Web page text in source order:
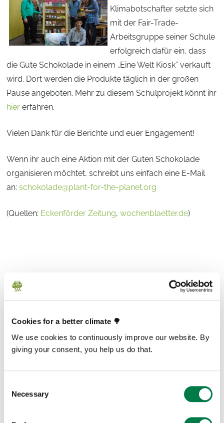
Cookies for a better climate 🌳
We use cookies to continuously improve our website. By
giving your consent, you help us do that.
Selection
Necessary
Klimabotschafter setzte sich
mit der Fair-Trade-
Arbeitsgruppe seiner Schule
erfolgreich dafür ein, dass
die Gute Schokolade in einem „Eine Welt Kiosk” verkauft
wird. Dort werden die Produkte täglich in der großen
Pause angeboten. Mehr zu diesem Schulprojekt könnt ihr
hier erfahren.
Vielen Dank für die Berichte und euer Engagement!
Wenn ihr auch eine Aktion mit der Guten Schokolade
organisieren möchtet, schreibt uns einfach eine E-Mail
an:schokolade@plant-for-the-planet.org
(Quellen: Eckenförder Zeitung,wochenblaetter.de)
please contactmedia@plant-for-the-planet.org